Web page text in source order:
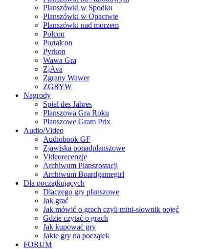
Planszówki w Spodku
Planszówki w Opactwie
Planszówki nad morzem
Polcon
Portalcon
Pyrkon
Wawa Gra
ZjAva
Zgrany Wawer
ZGRYW
Nagrody
Spiel des Jahres
Planszowa Gra Roku
Planszowe Gram Prix
Audio/Video
Audiobook GF
Zjawiska ponadplanszowe
Videorecenzje
Archiwum Planszostacji
Archiwum Boardgamegirl
Dla początkujących
Dlaczego gry planszowe
Jak grać
Jak mówić o grach czyli mini-słownik pojęć
Gdzie czytać o grach
Jak kupować gry
Jakie gry na początek
FORUM